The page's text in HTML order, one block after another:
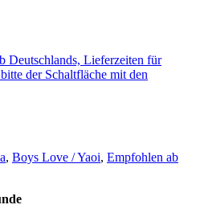
Deutschlands, Lieferzeiten für
der Schaltfläche mit den
, Boys Love / Yaoi, Empfohlen ab